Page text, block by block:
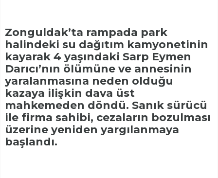
Zonguldak’ta rampada park
halindeki su dağıtım kamyonetinin
kayarak 4 yaşındaki Sarp Eymen
Darıcı’nın ölümüne ve annesinin
yaralanmasına neden olduğu
kazaya ilişkin dava üst
mahkemeden döndü. Sanık sürücü
ile firma sahibi, cezaların bozulması
üzerine yeniden yargılanmaya
başlandı.